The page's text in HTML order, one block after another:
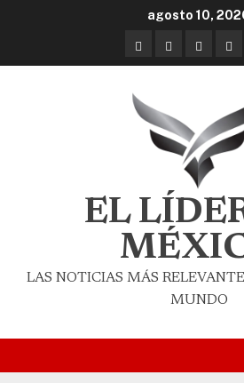
agosto 10,
EL
LAS NOTICIAS MÁS
MUNDO